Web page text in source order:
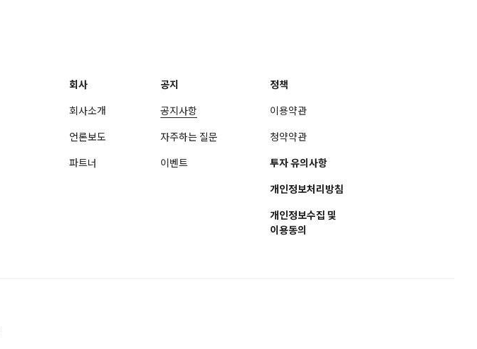
회사
회사소개
언론보도
파트너
공지
공지사항
자주하는 질문
이벤트
정책
이용약관
청약약관
투자 유의사항
개인정보처리방침
개인정보수집 및
이용동의